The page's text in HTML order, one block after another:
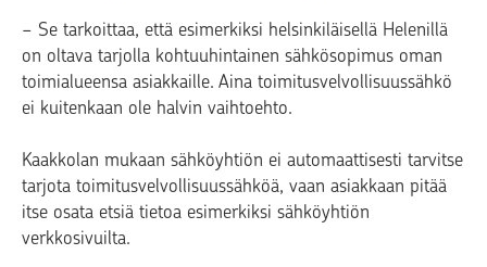
− Se tarkoittaa, että esimerkiksi helsinkiläisellä Helenillä
on oltava tarjolla kohtuuhintainen sähkösopimus oman
toimialueensa asiakkaille. Aina toimitusvelvollisuussähkö
ei kuitenkaan ole halvin vaihtoehto.
Kaakkolan mukaan sähköyhtiön ei automaattisesti tarvitse
tarjota toimitusvelvollisuussähköä, vaan asiakkaan pitää
itse osata etsiä tietoa esimerkiksi sähköyhtiön
verkkosivuilta.